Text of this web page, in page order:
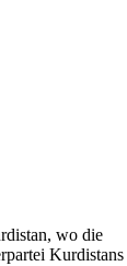
wo die
Kurdistans